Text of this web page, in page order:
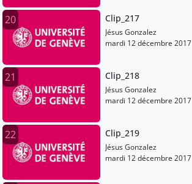
20 Clip_217
Jésus Gonzalez
mardi 12 décembre 2017
21 Clip_218
Jésus Gonzalez
mardi 12 décembre 2017
22 Clip_219
Jésus Gonzalez
mardi 12 décembre 2017